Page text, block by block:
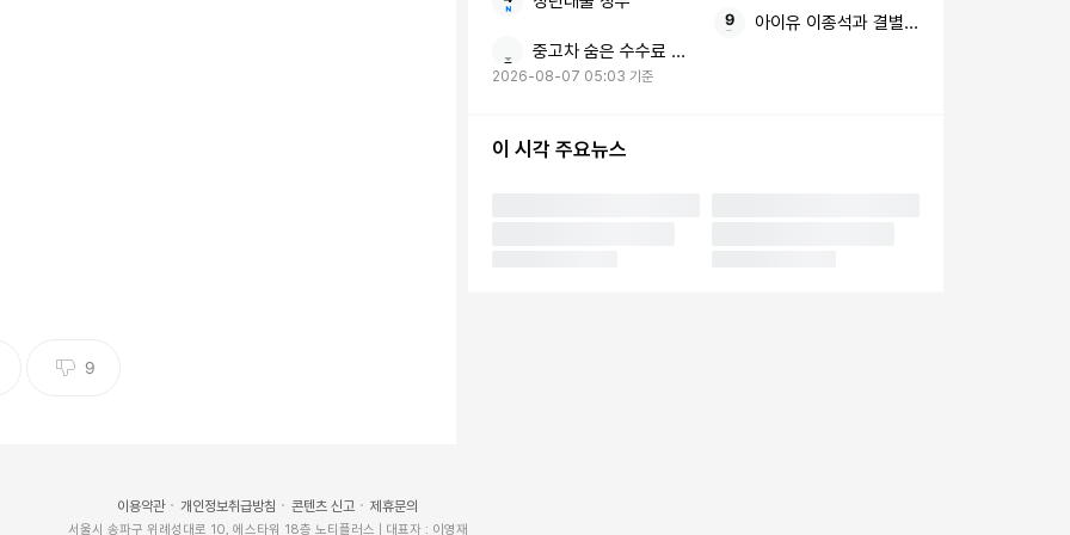
, 위헌법률심판 신속히 기각해 꼼수 차단해야’라는
면 재판은 헌재의 판단이 나올 때까지 정지된다. 3년
9
중고차 숨은 수수료 전면 공개
아이유 이종석과 결별 장기하 노래
2026-08-07 05:03 기준
이 시각 주요뉴스
이용약관 개인정보취급방침 콘텐츠 신고 제휴문의
서울시 송파구 위례성대로 10, 에스타워 18층 노티플러스 | 대표자 : 이영재